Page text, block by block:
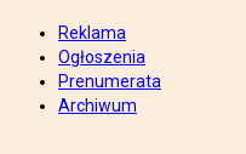
Reklama
Ogłoszenia
Prenumerata
Archiwum